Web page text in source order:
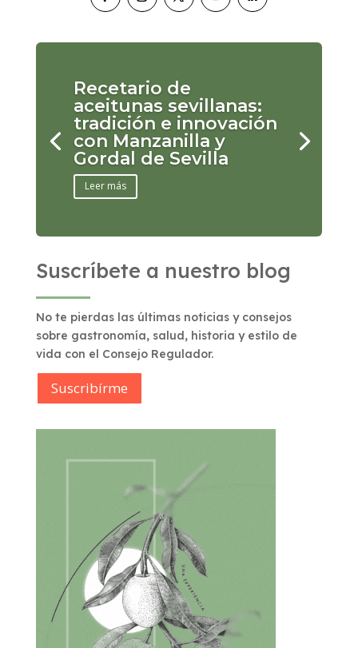
Recetario de
aceitunas sevillanas:
tradición e innovación
con Manzanilla y
Gordal de Sevilla
Leer más
Suscríbete a nuestro blog
No te pierdas las últimas noticias y consejos
sobre gastronomía, salud, historia y estilo de
vida con el Consejo Regulador.
Suscribírme